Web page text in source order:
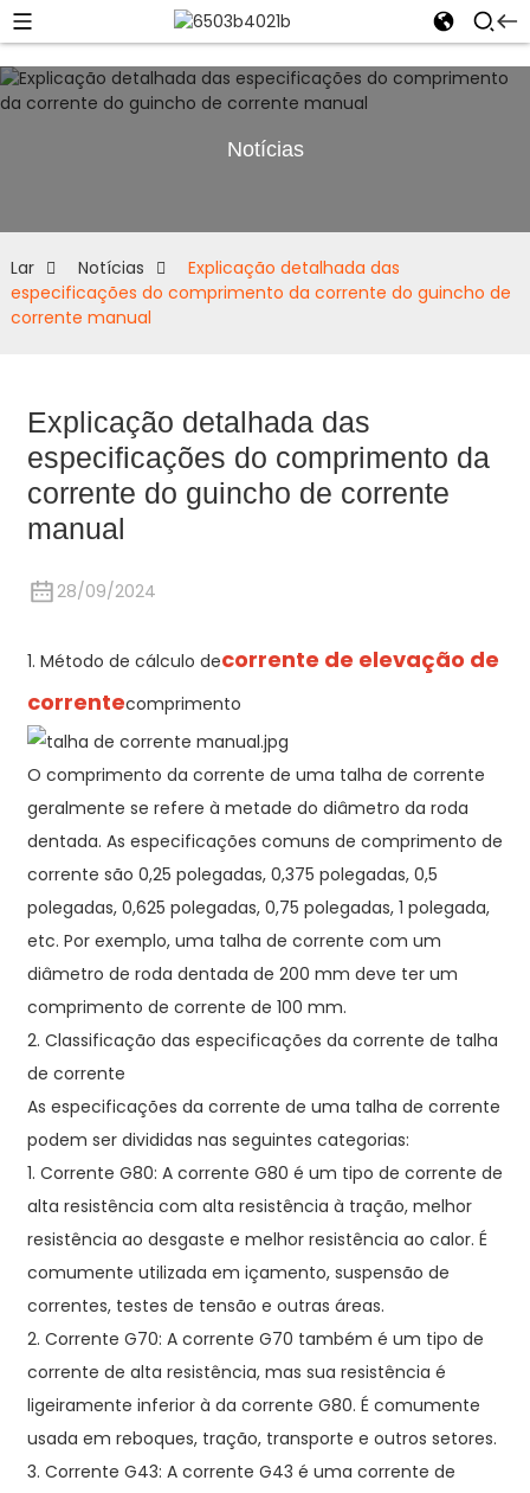
Notícias
Lar Notícias
Explicação detalhada das
especificações do comprimento da corrente do guincho de
corrente manual
Explicação detalhada das
especificações do comprimento da
corrente do guincho de corrente
manual
28/09/2024
1. Método de cálculo decorrente de elevação de
correntecomprimento
O comprimento da corrente de uma talha de corrente
geralmente se refere à metade do diâmetro da roda
dentada. As especificações comuns de comprimento de
corrente são 0,25 polegadas, 0,375 polegadas, 0,5
polegadas, 0,625 polegadas, 0,75 polegadas, 1 polegada,
etc. Por exemplo, uma talha de corrente com um
diâmetro de roda dentada de 200 mm deve ter um
comprimento de corrente de 100 mm.
2. Classificação das especificações da corrente de talha
de corrente
As especificações da corrente de uma talha de corrente
podem ser divididas nas seguintes categorias:
1. Corrente G80: A corrente G80 é um tipo de corrente de
alta resistência com alta resistência à tração, melhor
resistência ao desgaste e melhor resistência ao calor. É
comumente utilizada em içamento, suspensão de
correntes, testes de tensão e outras áreas.
2. Corrente G70: A corrente G70 também é um tipo de
corrente de alta resistência, mas sua resistência é
ligeiramente inferior à da corrente G80. É comumente
usada em reboques, tração, transporte e outros setores.
3. Corrente G43: A corrente G43 é uma corrente de